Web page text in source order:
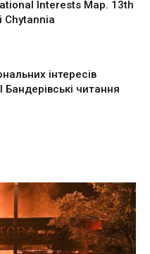
Interests Map. 13th
Chytannia
інтересів
Бандерівські читання